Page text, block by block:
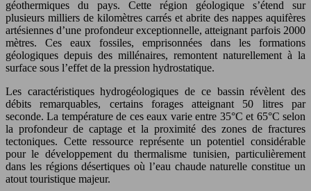
géothermiques du pays. Cette région géologique s’étend sur
plusieurs milliers de kilomètres carrés et abrite des nappes aquifères
artésiennes d’une profondeur exceptionnelle, atteignant parfois 2000
mètres. Ces eaux fossiles, emprisonnées dans les formations
géologiques depuis des millénaires, remontent naturellement à la
surface sous l’effet de la pression hydrostatique.
Les caractéristiques hydrogéologiques de ce bassin révèlent des
débits remarquables, certains forages atteignant 50 litres par
seconde. La température de ces eaux varie entre 35°C et 65°C selon
la profondeur de captage et la proximité des zones de fractures
tectoniques. Cette ressource représente un potentiel considérable
pour le développement du thermalisme tunisien, particulièrement
dans les régions désertiques où l’eau chaude naturelle constitue un
atout touristique majeur.